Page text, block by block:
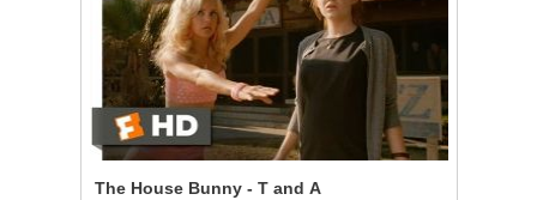
The House Bunny - T and A